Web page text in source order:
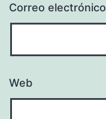
Correo electrónico
Web